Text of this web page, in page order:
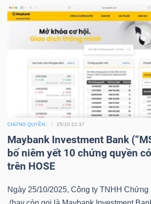
CHỨNG QUYỀN 25/10 22:37
Maybank Investment Bank
bố niêm yết 10 chứng quyền
trên HOSE
Ngày 25/10/2025, Công ty TNHH Chứng
VS-
NĂNG
NGUYÊN
LIỆU